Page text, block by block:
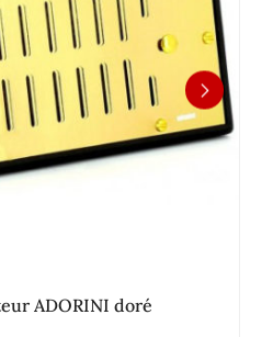
ADORINI doré